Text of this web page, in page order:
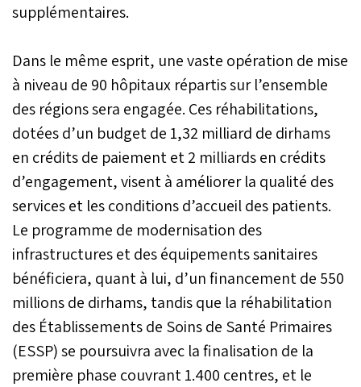
supplémentaires.
Dans le même esprit, une vaste opération de mise
à niveau de 90 hôpitaux répartis sur l’ensemble
des régions sera engagée. Ces réhabilitations,
dotées d’un budget de 1,32 milliard de dirhams
en crédits de paiement et 2 milliards en crédits
d’engagement, visent à améliorer la qualité des
services et les conditions d’accueil des patients.
Le programme de modernisation des
infrastructures et des équipements sanitaires
bénéficiera, quant à lui, d’un financement de 550
millions de dirhams, tandis que la réhabilitation
des Établissements de Soins de Santé Primaires
(ESSP) se poursuivra avec la finalisation de la
première phase couvrant 1.400 centres, et le